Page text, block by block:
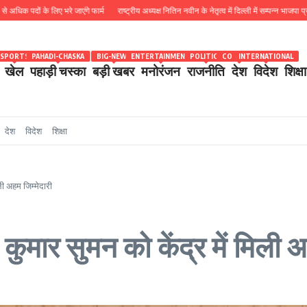
के लिए भरे जाएंगे फार्म राष्ट्रीय अध्यक्ष नितिन नवीन के नेतृत्व में दिल्ली में सम्पन्न भाजपा प्रदेश
खेल
SPORTS
पहाड़ी चस्का
PAHADI-CHASKA
बड़ी खबर
BIG-NEWS
मनोरंजन
ENTERTAINMENT
राजनीति
POLITICS
देश
COUNTRY
विदेश
INTERNATIONAL
शिक्षा
देश विदेश शिक्षा
जिम्मेदारी
सुमन को केंद्र में मिली